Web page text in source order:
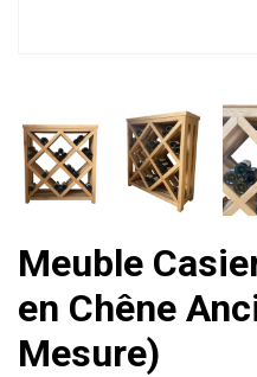
Meuble
en Chêne
Mesure)